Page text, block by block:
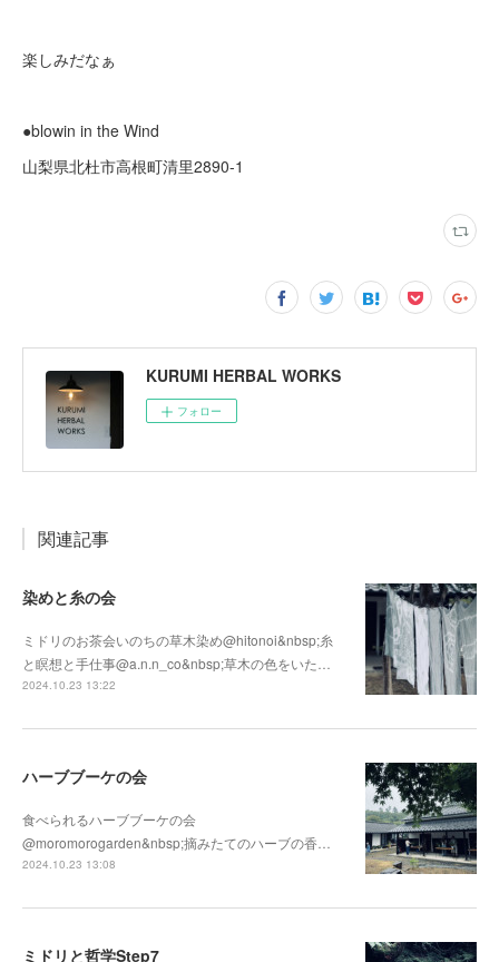
楽しみだなぁ
●blowin in the Wind
山梨県北杜市高根町清里2890-1
KURUMI HERBAL WORKS
フォロー
関連記事
染めと糸の会
ミドリのお茶会いのちの草木染め@hitonoi&nbsp;糸
と瞑想と手仕事@a.n.n_co&nbsp;草木の色をいた…
2024.10.23 13:22
ハーブブーケの会
食べられるハーブブーケの会
@moromorogarden&nbsp;摘みたてのハーブの香…
2024.10.23 13:08
ミドリと哲学Step7